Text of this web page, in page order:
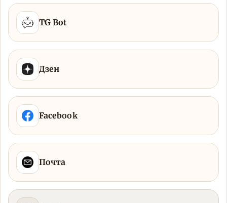
TG Bot
Дзен
Facebook
Почта